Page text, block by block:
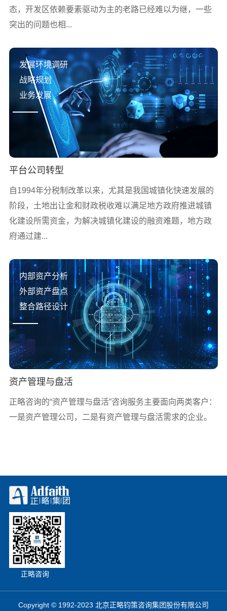
态，开发区依赖要素驱动为主的老路已经难以为继，一些
突出的问题也相...
发展环境调研
战略规划
业务发展
平台公司转型
自1994年分税制改革以来，尤其是我国城镇化快速发展的
阶段，土地出让金和财政税收难以满足地方政府推进城镇
化建设所需资金，为解决城镇化建设的融资难题，地方政
府通过建...
内部资产分析
外部资产盘点
整合路径设计
资产管理与盘活
正略咨询的“资产管理与盘活”咨询服务主要面向两类客户：
一是资产管理公司，二是有资产管理与盘活需求的企业。
正略咨询
Copyright © 1992-2023 北京正略钧策咨询集团股份有限公司